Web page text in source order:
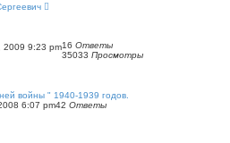
2009 9:23 pm16 Ответы
35033 Просмотры
войны " 1940-1939 годов.
6:07 pm42 Ответы